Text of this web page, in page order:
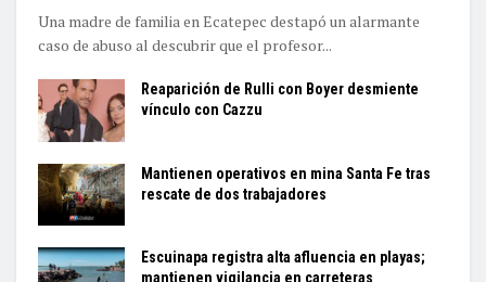
Una madre de familia en Ecatepec destapó un alarmante
caso de abuso al descubrir que el profesor...
Reaparición de Rulli con Boyer desmiente
vínculo con Cazzu
Mantienen operativos en mina Santa Fe tras
rescate de dos trabajadores
Escuinapa registra alta afluencia en playas;
mantienen vigilancia en carreteras